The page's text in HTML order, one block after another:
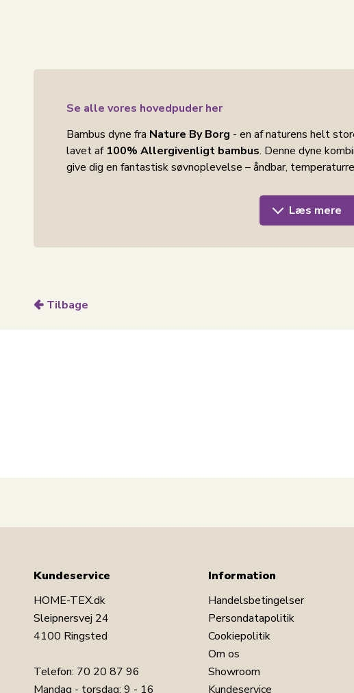
Se alle vores hovedpuder her
Bambus dyne fra Nature By Borg - en af naturens helt
lavet af 100% Allergivenligt bambus. Denne dyne
give dig en fantastisk søvnoplevelse – åndbar,
Bambusdynen har en naturlig tyngde, der får den til at
at føles tung. Dynen er syet i ruder, hvilket betyder, at
sammen. Dette sikrer en ensartet varmefordeling og en
Nature By Borg
er en serie af bløde og naturlige tekstiler,
sengetøj og meget andet. Nature By Borg er det naturlige
produceret uden brug af sundhedsskadelige farvestoffer og
mange kvalitetsprodukter til et behageligt og tempereret
Læs mere
Tilbage
Kundeservice
HOME-TEX.dk
Sleipnersvej 24
4100 Ringsted
Telefon: 70 20 87 96
Mandag - torsdag: 9 - 16
Information
Handelsbetingelser
Persondatapolitik
Cookiepolitik
Om os
Showroom
Kundeservice